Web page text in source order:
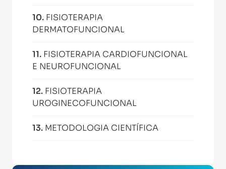
10. FISIOTERAPIA
DERMATOFUNCIONAL
11. FISIOTERAPIA CARDIOFUNCIONAL
E NEUROFUNCIONAL
12. FISIOTERAPIA
UROGINECOFUNCIONAL
13. METODOLOGIA CIENTÍFICA